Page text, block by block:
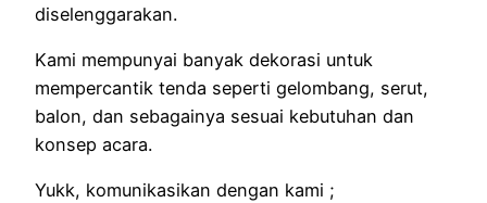
diselenggarakan.
Kami mempunyai banyak dekorasi untuk
mempercantik tenda seperti gelombang, serut,
balon, dan sebagainya sesuai kebutuhan dan
konsep acara.
Yukk, komunikasikan dengan kami ;